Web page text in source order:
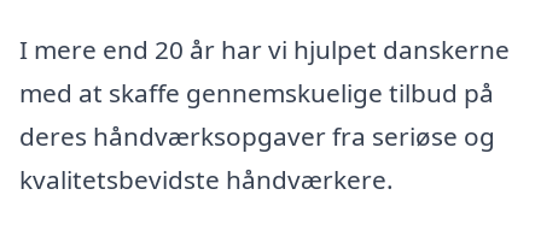
I mere end 20 år har vi hjulpet danskerne
med at skaffe gennemskuelige tilbud på
deres håndværksopgaver fra seriøse og
kvalitetsbevidste håndværkere.